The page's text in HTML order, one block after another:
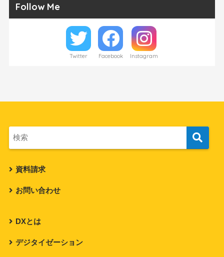
Follow Me
Twitter Facebook Instagram
資料請求
お問い合わせ
DXとは
デジタイゼーション